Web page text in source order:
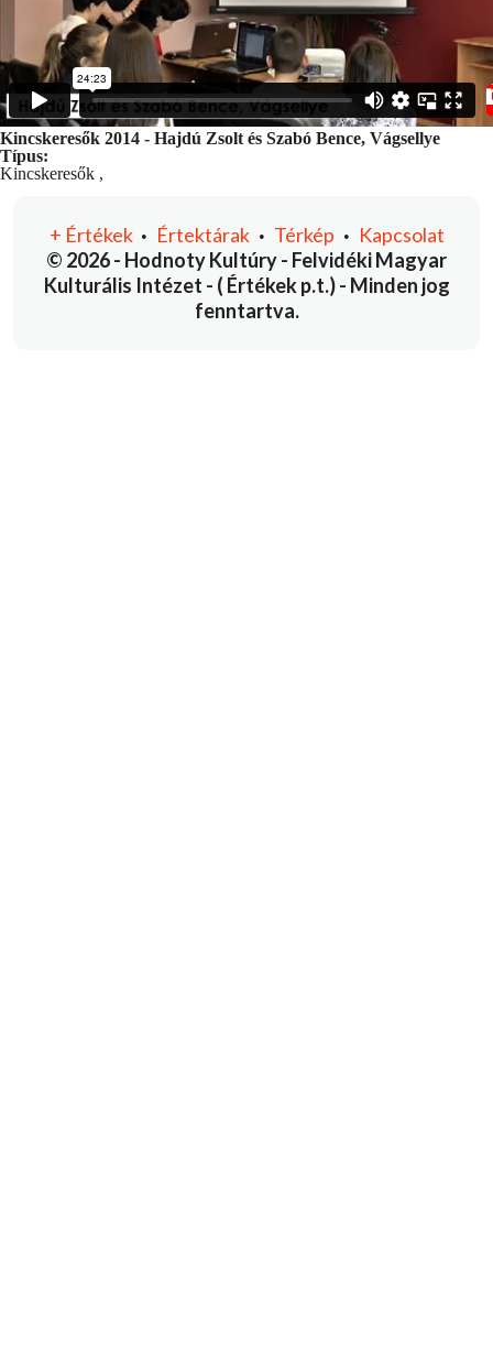
Kincskeresők 2014 - Hajdú Zsolt és Szabó Bence, Vágsellye
Típus:
Kincskeresők ,
© 2026 - Hodnoty Kultúry - Felvidéki Magyar
Kulturális Intézet - ( Értékek p.t.) - Minden jog
fenntartva.
+ Értékek • Értektárak• Térkép • Kapcsolat